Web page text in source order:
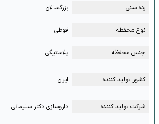
رده سنی بزرگسالان
نوع محفظه قوطی
جنس محفظه پلاستیکی
کشور تولید کننده ایران
شرکت تولید کننده داروسازی دکتر سلیمانی